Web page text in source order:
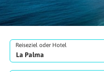
Reiseziel oder Hotel